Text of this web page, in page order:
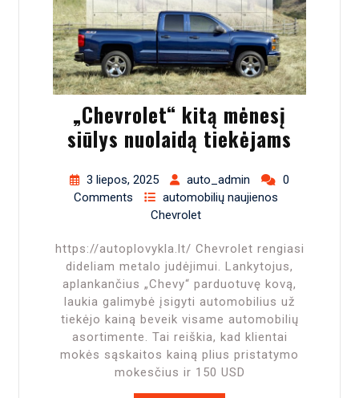
„Chevrolet“ kitą mėnesį
siūlys nuolaidą tiekėjams
3 liepos, 2025 auto_admin
0
Comments
automobilių naujienos
Chevrolet
https://autoplovykla.lt/ Chevrolet rengiasi
dideliam metalo judėjimui. Lankytojus,
aplankančius „Chevy“ parduotuvę kovą,
laukia galimybė įsigyti automobilius už
tiekėjo kainą beveik visame automobilių
asortimente. Tai reiškia, kad klientai
mokės sąskaitos kainą plius pristatymo
mokesčius ir 150 USD